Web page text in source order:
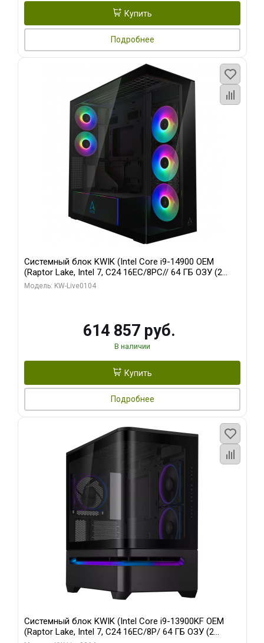
Купить
Подробнее
Системный блок KWIK (Intel Core i9-14900 OEM
(Raptor Lake, Intel 7, C24 16EC/8PC// 64 ГБ ОЗУ (2
модуля)/ Afox RTX4090 24GB GDDR6X 384-Bit 3xDP
Модель: KW-Live0104
614 857 руб.
В наличии
Купить
Подробнее
Системный блок KWIK (Intel Core i9-13900KF OEM
(Raptor Lake, Intel 7, C24 16EC/8P/ 64 ГБ ОЗУ (2